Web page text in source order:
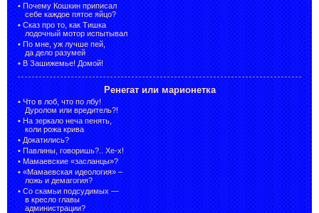
• Почему Кошкин приписал
себе каждое пятое яйцо?
• Сказ про то, как Тишка
лодочный мотор испытывал
• По мне, уж лучше пей,
да дело разумей
• В Зашижемье! Домой!
Ренегат или марионетка
• Что в лоб, что по лбу!
Дуролом или вредитель?!
• На зеркало неча пенять,
коли рожа крива
• Докатились?
• Павлины, говоришь?.. Хе-х!
• Мамаевские «засланцы»?
• «Мамаевская идеология» –
ложь и демагогия?
• Со скамьи подсудимых —
в кресло главы
администрации?